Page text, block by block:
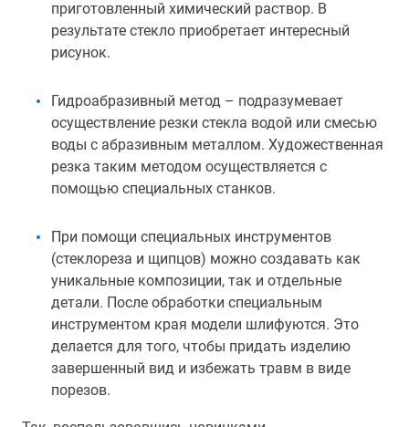
приготовленный химический раствор. В
результате стекло приобретает интересный
рисунок.
Гидроабразивный метод – подразумевает
осуществление резки стекла водой или смесью
воды с абразивным металлом. Художественная
резка таким методом осуществляется с
помощью специальных станков.
При помощи специальных инструментов
(стеклореза и щипцов) можно создавать как
уникальные композиции, так и отдельные
детали. После обработки специальным
инструментом края модели шлифуются. Это
делается для того, чтобы придать изделию
завершенный вид и избежать травм в виде
порезов.